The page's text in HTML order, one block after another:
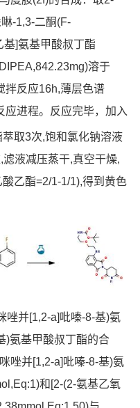
-1,3-二酮(F-
基]氨基甲酸叔丁酯
溶于
反应16h,薄层色谱
应进程。反应完毕，加入
取3次,饱和氯化钠溶液
液减压蒸干,真空干燥,
乙酯=2/1-1/1),得到黄色
唑并[1,2-a]吡嗪-8-基)氨
)氨基甲酸叔丁酯的合
唑并[1,2-a]吡嗪-8-基)氨
和[2-(2-氨基乙氧